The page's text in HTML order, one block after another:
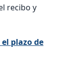
recibo y
el plazo de